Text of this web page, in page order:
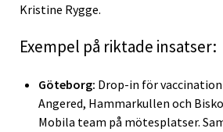
Kristine Rygge.
Exempel på riktade insatser:
Göteborg: Drop-in för
Angered, Hammarkullen och
Mobila team på mötesplatser.